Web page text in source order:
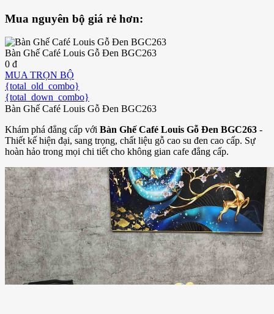
Mua nguyên bộ giá rẻ hơn:
Bàn Ghế Café Louis Gỗ Đen BGC263
0 đ
MUA TRỌN BỘ
{total_old_combo}
{total_down_combo}
Bàn Ghế Café Louis Gỗ Đen BGC263
Khám phá đẳng cấp với Bàn Ghế Café Louis Gỗ Đen BGC263 -
Thiết kế hiện đại, sang trọng, chất liệu gỗ cao su đen cao cấp. Sự
hoàn hảo trong mọi chi tiết cho không gian cafe đẳng cấp.